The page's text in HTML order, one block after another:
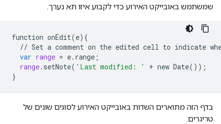
שמשתמש באובייקט האירוע כדי לקבוע איזו תא נערך.
function onEdit(e){
// Set a comment on the edited cell to indicate
var range = e. range ;
range. setNote( 'Last modified: ' + new Date());
}
בדף הזה מתוארים השדות באובייקט האירוע לסוגים שונים של
טריגרים.